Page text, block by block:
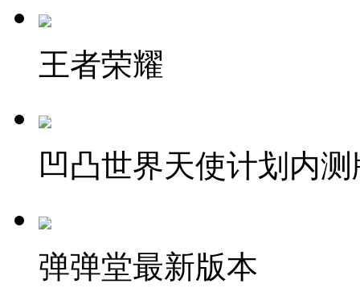
王者荣耀
凹凸世界天使计划内测
弹弹堂最新版本